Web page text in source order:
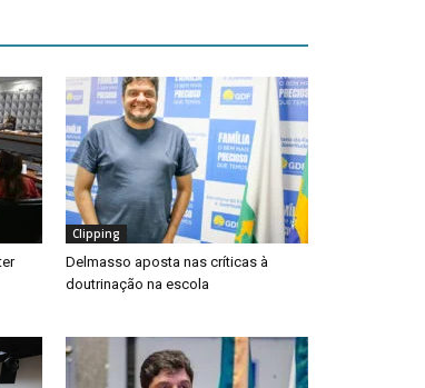
Clipping
Delmasso aposta nas críticas à
doutrinação na escola